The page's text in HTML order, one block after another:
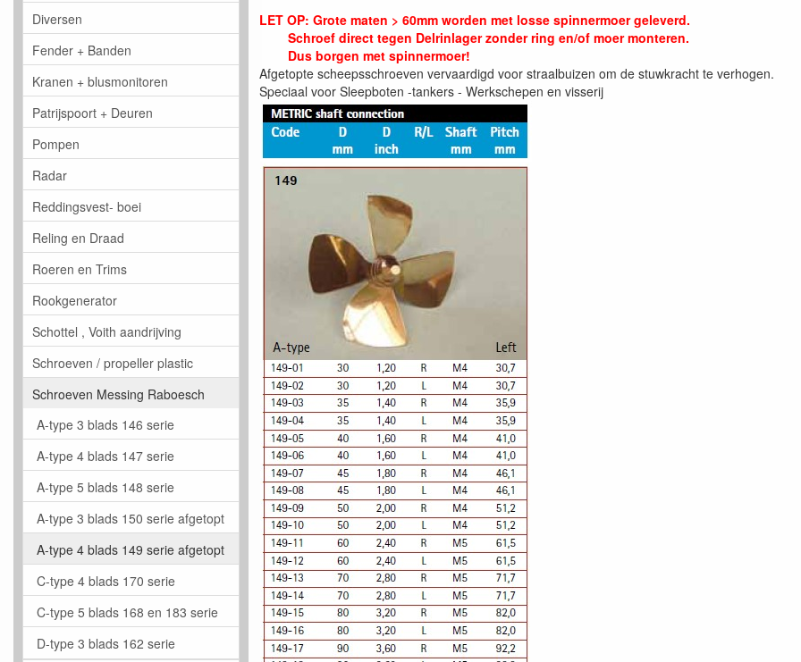
Diversen
Fender + Banden
Kranen + blusmonitoren
Patrijspoort + Deuren
Pompen
Radar
Reddingsvest- boei
Reling en Draad
Roeren en Trims
Rookgenerator
Schottel , Voith aandrijving
Schroeven / propeller plastic
Schroeven Messing Raboesch
A-type 3 blads 146 serie
A-type 4 blads 147 serie
A-type 5 blads 148 serie
A-type 3 blads 150 serie afgetopt
A-type 4 blads 149 serie afgetopt
C-type 4 blads 170 serie
C-type 5 blads 168 en 183 serie
D-type 3 blads 162 serie
LET OP: Grote maten > 60mm worden met losse spinnermoer geleverd.
Schroef direct tegen Delrinlager zonder ring en/of moer monteren.
Dus borgen met spinnermoer!
Afgetopte scheepsschroeven vervaardigd voor straalbuizen om de stuwkracht te verhogen.
Speciaal voor Sleepboten -tankers - Werkschepen en visserij